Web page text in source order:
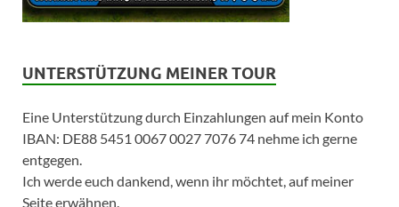
UNTERSTÜTZUNG MEINER TOUR
Eine Unterstützung durch Einzahlungen auf mein Konto
IBAN: DE88 5451 0067 0027 7076 74 nehme ich gerne
entgegen.
Ich werde euch dankend, wenn ihr möchtet, auf meiner
Seite erwähnen.